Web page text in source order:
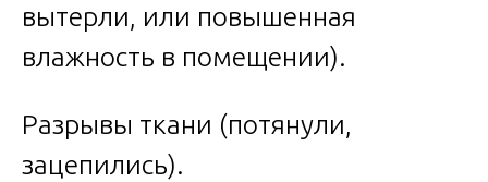
вытерли, или повышенная
влажность в помещении).
Разрывы ткани (потянули,
зацепились).